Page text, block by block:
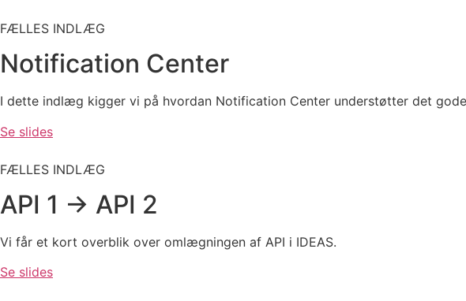
FÆLLES INDLÆG
Notification Center
I dette indlæg kigger vi på hvordan Notification Center understøtter det
Se slides
FÆLLES INDLÆG
API 1 -> API 2
Vi får et kort overblik over omlægningen af API i IDEAS.
Se slides